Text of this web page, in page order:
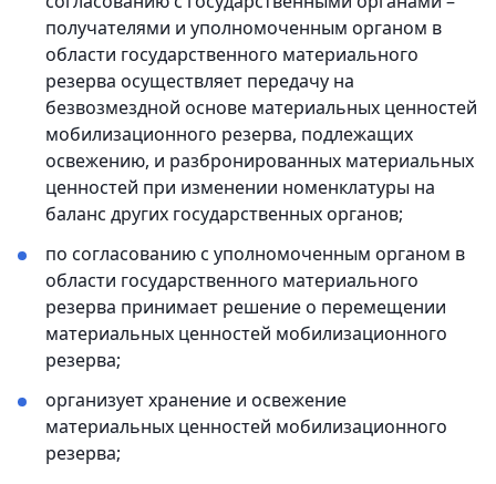
получателями и уполномоченным органом в
области государственного материального
резерва осуществляет передачу на
безвозмездной основе материальных ценностей
мобилизационного резерва, подлежащих
освежению, и разбронированных материальных
ценностей при изменении номенклатуры на
баланс других государственных органов;
по согласованию с уполномоченным органом в
области государственного материального
резерва принимает решение о перемещении
материальных ценностей мобилизационного
резерва;
организует хранение и освежение
материальных ценностей мобилизационного
резерва;